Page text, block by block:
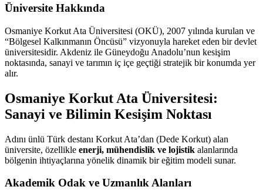
Üniversite Hakkında
Osmaniye Korkut Ata Üniversitesi (OKÜ), 2007 yılında kurulan ve
“Bölgesel Kalkınmanın Öncüsü” vizyonuyla hareket eden bir devlet
üniversitesidir. Akdeniz ile Güneydoğu Anadolu’nun kesişim
noktasında, sanayi ve tarımın iç içe geçtiği stratejik bir konumda yer
alır.
Osmaniye Korkut Ata Üniversitesi:
Sanayi ve Bilimin Kesişim Noktası
Adını ünlü Türk destanı Korkut Ata’dan (Dede Korkut) alan
üniversite, özellikle enerji, mühendislik ve lojistik alanlarında
bölgenin ihtiyaçlarına yönelik dinamik bir eğitim modeli sunar.
Akademik Odak ve Uzmanlık Alanları